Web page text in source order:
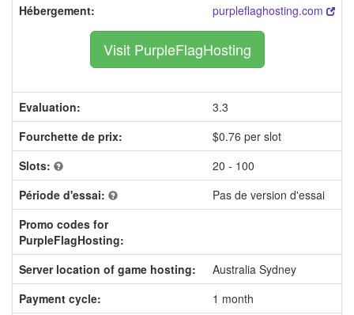
Hébergement: purpleflaghosting.com
Visit PurpleFlagHosting
Evaluation:
3.3
Fourchette de prix:
$0.76 per slot
Slots:
20 - 100
Période d'essai:
Pas de version d'essai
Promo codes for
PurpleFlagHosting:
Server location of game hosting:
Australia Sydney
Payment cycle:
1 month